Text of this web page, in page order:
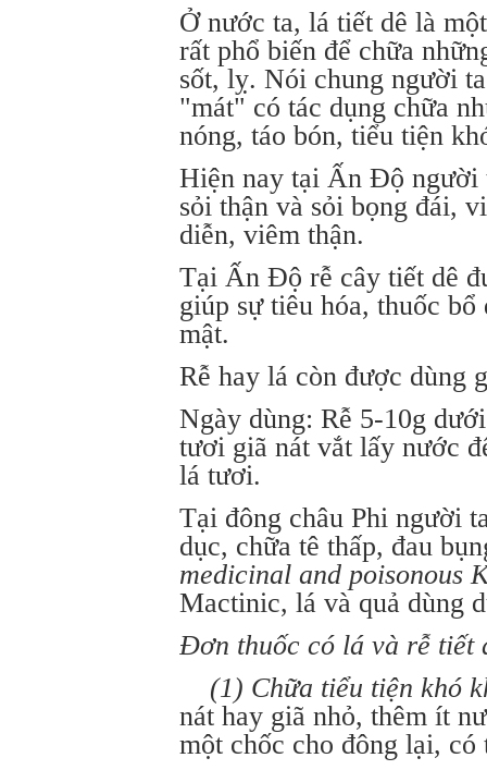
Ở nước ta, lá tiết dê là
rất phổ biến để chữa
sốt, lỵ. Nói chung người
"mát" có tác dụng chữa
nóng, táo bón, tiểu tiện
Hiện nay tại Ấn Độ người
sỏi thận và sỏi bọng đái,
diễn, viêm thận.
Tại Ấn Độ rễ cây tiết dê
giúp sự tiêu hóa, thuốc
mật.
Rễ hay lá còn được dùng
Ngày dùng: Rễ 5-10g
tươi giã nát vắt lấy nước
lá tươi.
Tại đông châu Phi người
dục, chữa tê thấp, đau
medicinal and poisonous
Mactinic, lá và quả dùng
Đơn thuốc có lá và rễ tiết
(1) Chữa tiểu tiện khó
nát hay giã nhỏ, thêm ít
một chốc cho đông lại, có